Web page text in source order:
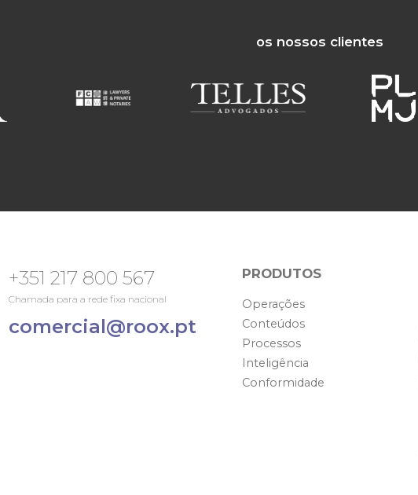
os nossos clientes
+351 217 800 567
Chamada para a rede fixa nacional
comercial@roox.pt
PRODUTOS
Operações
Conteúdos
Processos
Inteligência
Conformidade